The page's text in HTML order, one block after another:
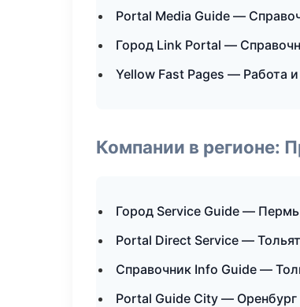
Portal Media Guide —
Город Link Portal —
Yellow Fast Pages — Работа
Компании в регионе:
Город Service Guide — Пермь
Portal Direct Service —
Справочник Info Guide —
Portal Guide City — Оренбург